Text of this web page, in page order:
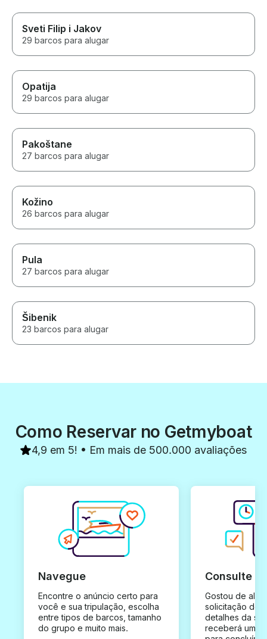
Sveti Filip i Jakov
29 barcos para alugar
Opatija
29 barcos para alugar
Pakoštane
27 barcos para alugar
Kožino
26 barcos para alugar
Pula
27 barcos para alugar
Šibenik
23 barcos para alugar
Como Reservar no Getmyboat
4,9 em 5! • Em mais de 500.000 avaliações
Navegue
Encontre o anúncio certo para
você e sua tripulação, escolha
entre tipos de barcos, tamanho
do grupo e muito mais.
Consulte e
Gostou de
solicitação de
detalhes da
receberá uma